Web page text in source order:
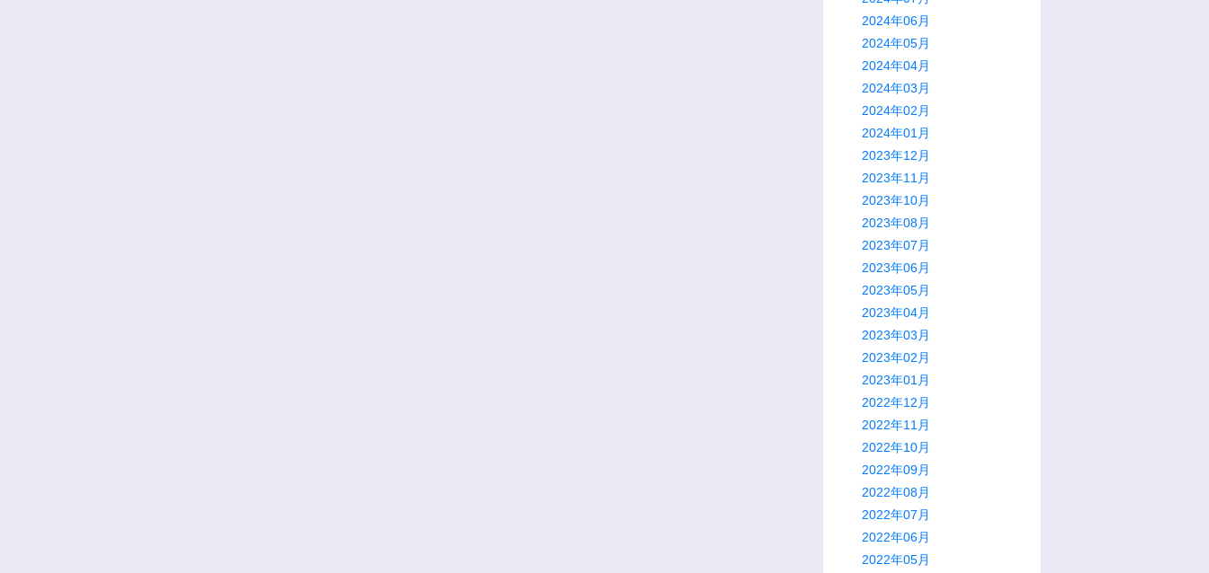
2024年06月
2024年05月
2024年04月
2024年03月
2024年02月
2024年01月
2023年12月
2023年11月
2023年10月
2023年08月
2023年07月
2023年06月
2023年05月
2023年04月
2023年03月
2023年02月
2023年01月
2022年12月
2022年11月
2022年10月
2022年09月
2022年08月
2022年07月
2022年06月
2022年05月